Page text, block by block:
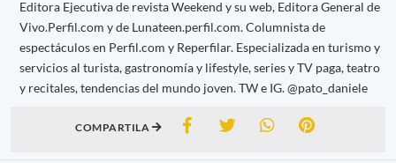
Editora Ejecutiva de revista Weekend y su web, Editora General de
Vivo.Perfil.com y de Lunateen.perfil.com. Columnista de
espectáculos en Perfil.com y Reperfilar. Especializada en turismo y
servicios al turista, gastronomía y lifestyle, series y TV paga, teatro
y recitales, tendencias del mundo joven. TW e IG. @pato_daniele
COMPARTILA